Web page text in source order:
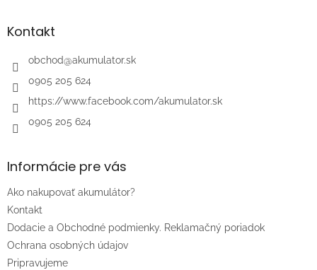
äKontakt
obchod@akumulator.sk
0905 205 624
https://www.facebook.com/akumulator.sk
0905 205 624
Informácie pre vás
Ako nakupovať akumulátor?
Kontakt
Dodacie a Obchodné podmienky. Reklamačný poriadok
Ochrana osobných údajov
Pripravujeme